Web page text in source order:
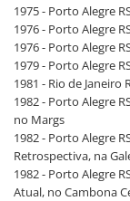
1975 - Porto Alegre
1976 - Porto Alegre
1976 - Porto Alegre
1979 - Porto Alegre
1981 - Rio de Janeiro
1982 - Porto Alegre
no Margs
1982 - Porto Alegre
Retrospectiva, na
1982 - Porto Alegre
Atual, no Cambona